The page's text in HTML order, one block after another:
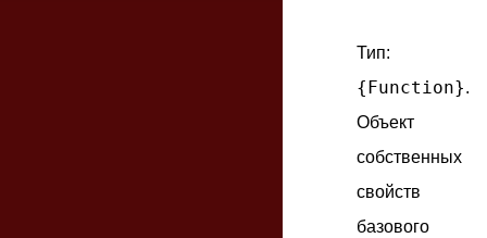
Тип:
{Function}.
Объект
собственных
свойств
базового